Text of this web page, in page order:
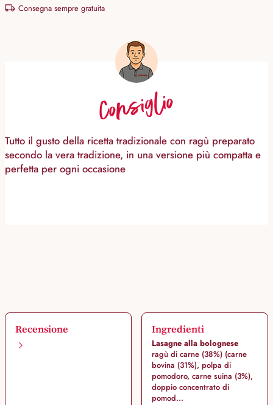
Consegna sempre gratuita
Consiglio
Tutto il gusto della ricetta tradizionale con ragù preparato
secondo la vera tradizione, in una versione più compatta e
perfetta per ogni occasione
Recensione Ingredienti
Lasagne alla bolognese
ragù di carne (38%) (carne
bovina (31%), polpa di
pomodoro, carne suina (3%),
doppio concentrato di
pomod...